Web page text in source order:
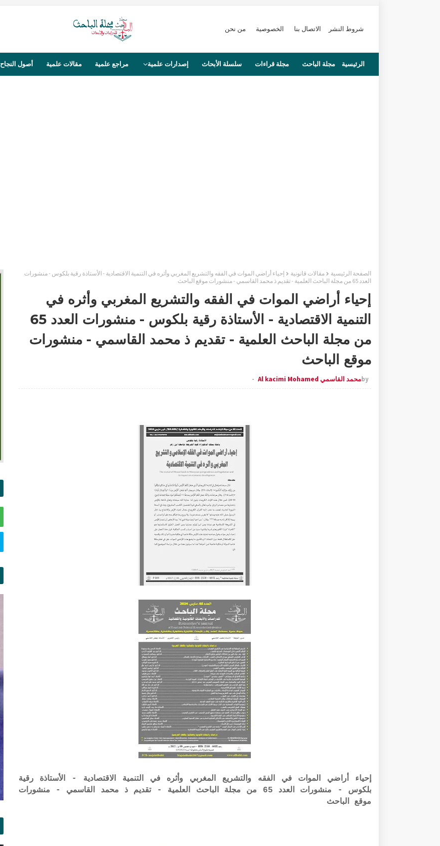
شروط النشر الاتصال بنا الخصوصية من نحن
الرئيسية مجلة الباحث مجلة قراءات سلسلة الأبحاث إصدارات علمية مراجع علمية مقالات علمية أصول النجاح
الصفحة الرئيسية مقالات قانونية
إحياء أراضي الموات في الفقه والتشريع المغربي وأثره في التنمية الاقتصادية - الأستاذة رقية بلكوس - منشورات
العدد 65 من مجلة الباحث العلمية - تقديم ذ محمد القاسمي - منشورات موقع الباحث
إحياء أراضي الموات في الفقه والتشريع المغربي وأثره في
التنمية الاقتصادية - الأستاذة رقية بلكوس - منشورات العدد 65
من مجلة الباحث العلمية - تقديم ذ محمد القاسمي - منشورات
موقع الباحث
byمحمد القاسمي Al kacimi Mohamed
إحياء أراضي الموات في الفقه والتشريع المغربي وأثره في التنمية الاقتصادية - الأستاذة رقية
بلكوس - منشورات العدد 65 من مجلة الباحث العلمية - تقديم ذ محمد القاسمي - منشورات
موقع الباحث